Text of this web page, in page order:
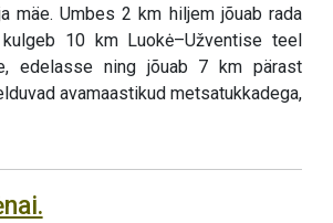
mäe. Umbes 2 km hiljem jõuab rada
10 km Luokė–Užventise teel
edelasse ning jõuab 7 km pärast
avamaastikud metsatukkadega,